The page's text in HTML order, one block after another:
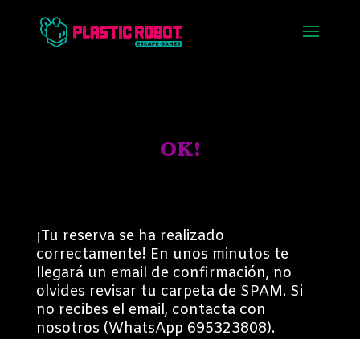
OK!
¡Tu reserva se ha realizado
correctamente! En unos minutos te
llegará un email de confirmación, no
olvides revisar tu carpeta de SPAM. Si
no recibes el email, contacta con
nosotros (WhatsApp 695323808).